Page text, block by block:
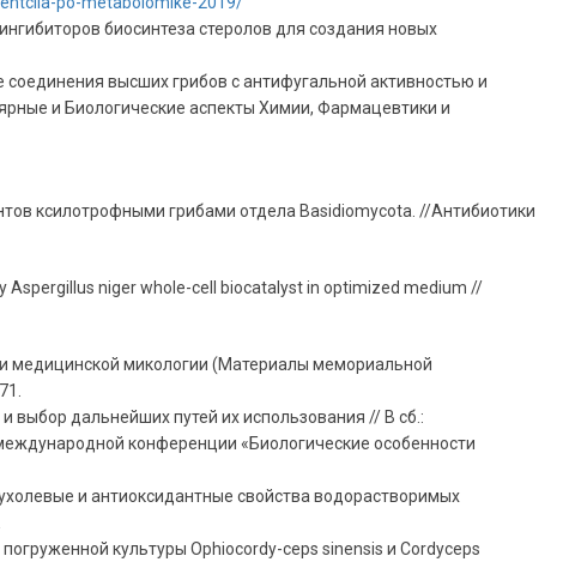
биосинтеза стеролов для создания новых
высших грибов с антифугальной активностью и
и Биологические аспекты Химии, Фармацевтики и
ксилотрофными грибами отдела Basidiomycota. //Антибиотики
Aspergillus niger whole-cell biocatalyst in optimized medium //
медицинской микологии (Материалы мемориальной
дальнейших путей их использования // В сб.:
конференции «Биологические особенности
и антиоксидантные свойства водорастворимых
культуры Ophiocordy-ceps sinensis и Cordyceps